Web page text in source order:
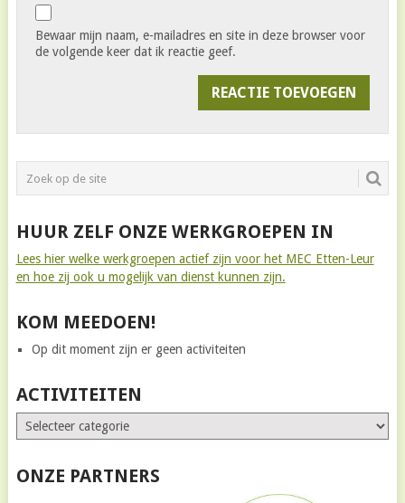
Bewaar mijn naam, e-mailadres en site in deze browser voor
de volgende keer dat ik reactie geef.
HUUR ZELF ONZE WERKGROEPEN IN
Lees hier welke werkgroepen actief zijn voor het MEC Etten-Leur
en hoe zij ook u mogelijk van dienst kunnen zijn.
KOM MEEDOEN!
Op dit moment zijn er geen activiteiten
ACTIVITEITEN
ONZE PARTNERS